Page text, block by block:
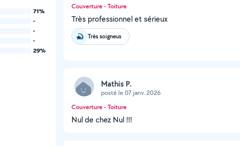
71%
-
-
-
29%
Couverture - Toiture
Très professionnel et sérieux
Très soigneux
Mathis P.
posté le 07 janv. 2026
Couverture - Toiture
Nul de chez Nul !!!